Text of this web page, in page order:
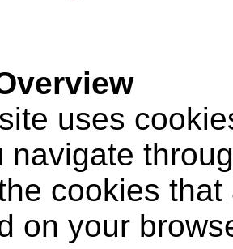
uses
navigate
cookies
on your